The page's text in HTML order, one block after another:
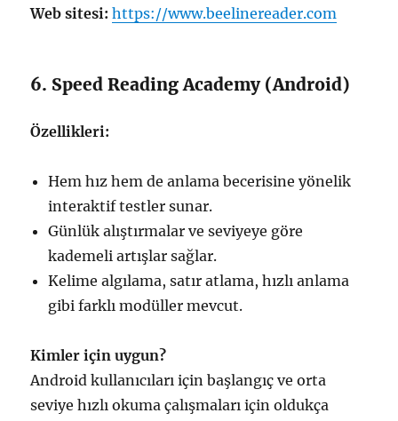
Web sitesi: https://www.beelinereader.com
6. Speed Reading Academy (Android)
Özellikleri:
Hem hız hem de anlama becerisine yönelik
interaktif testler sunar.
Günlük alıştırmalar ve seviyeye göre
kademeli artışlar sağlar.
Kelime algılama, satır atlama, hızlı anlama
gibi farklı modüller mevcut.
Kimler için uygun?
Android kullanıcıları için başlangıç ve orta
seviye hızlı okuma çalışmaları için oldukça